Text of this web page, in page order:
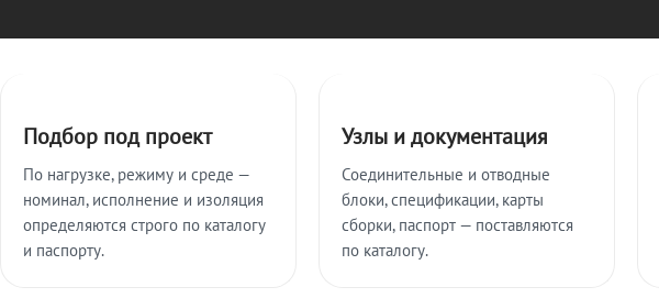
Подбор под проект
По нагрузке, режиму и среде —
номинал, исполнение и изоляция
определяются строго по каталогу
и паспорту.
Узлы и документация
Соединительные и отводные
блоки, спецификации, карты
сборки, паспорт — поставляются
по каталогу.